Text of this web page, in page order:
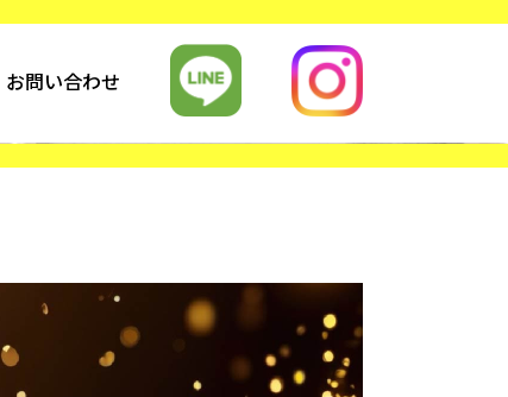
お問い合わせ